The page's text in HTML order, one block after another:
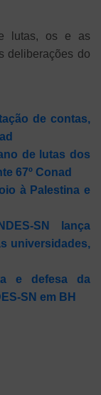
lutas, os e as
deliberações do
de contas,
de lutas dos
67º Conad
à Palestina e
SN lança
universidades,
e defesa da
SN em BH